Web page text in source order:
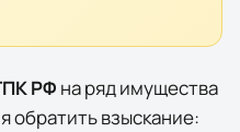
РФ на ряд имущества
обратить взыскание: